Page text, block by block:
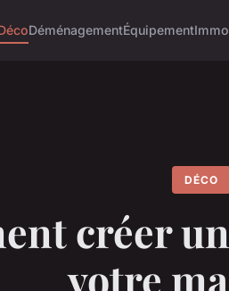
DéménagementÉquipementImmo
DÉCO
créer
votre